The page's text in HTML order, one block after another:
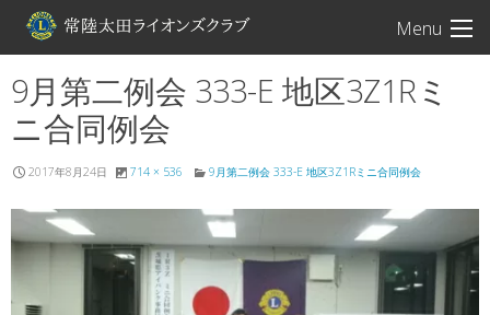
Menu
常陸太田ライオン
9月第二例会 333-E 地区3Z1Rミ
ニ合同例会
2017年8月24日 714 × 536 9月第二例会 333-E 地区3Z1Rミニ合同例会